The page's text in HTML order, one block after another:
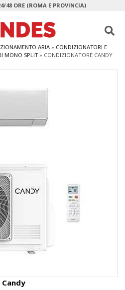
48 ORE (ROMA E PROVINCIA)
ARIA » CONDIZIONATORI E
MONO SPLIT» CONDIZIONATORE CANDY
Candy